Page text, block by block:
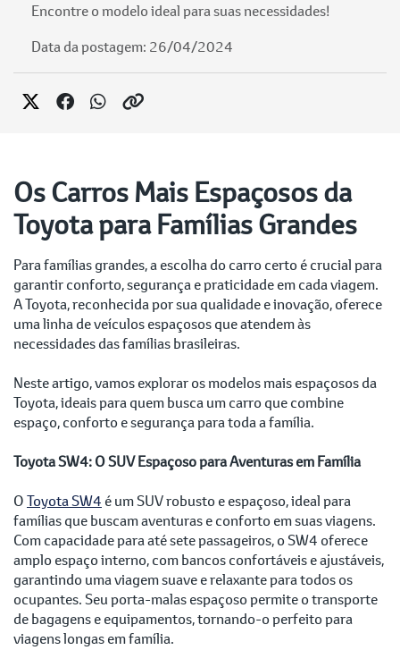
Encontre o modelo ideal para suas necessidades!
Data da postagem: 26/04/2024
Os Carros Mais Espaçosos da
Toyota para Famílias Grandes
Para famílias grandes, a escolha do carro certo é crucial para
garantir conforto, segurança e praticidade em cada viagem.
A Toyota, reconhecida por sua qualidade e inovação, oferece
uma linha de veículos espaçosos que atendem às
necessidades das famílias brasileiras.
Neste artigo, vamos explorar os modelos mais espaçosos da
Toyota, ideais para quem busca um carro que combine
espaço, conforto e segurança para toda a família.
Toyota SW4: O SUV Espaçoso para Aventuras em Família
OToyota SW4 é um SUV robusto e espaçoso, ideal para
famílias que buscam aventuras e conforto em suas viagens.
Com capacidade para até sete passageiros, o SW4 oferece
amplo espaço interno, com bancos confortáveis e ajustáveis,
garantindo uma viagem suave e relaxante para todos os
ocupantes. Seu porta-malas espaçoso permite o transporte
de bagagens e equipamentos, tornando-o perfeito para
viagens longas em família.